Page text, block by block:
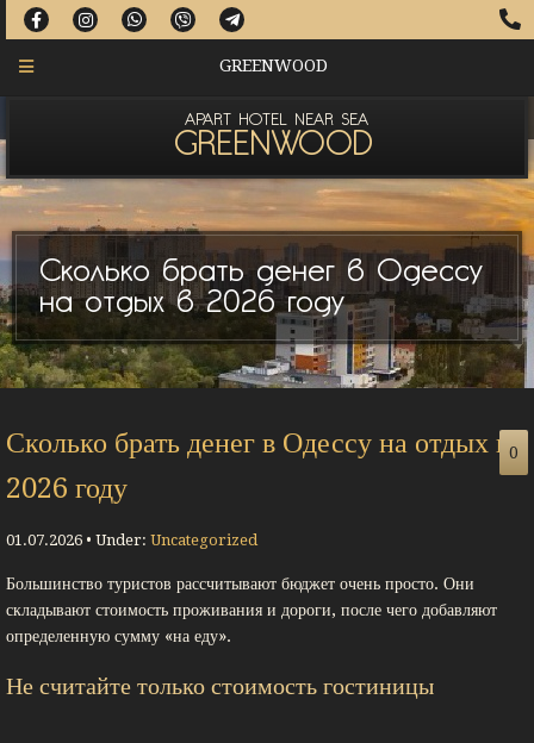
GREENWOOD
APART HOTEL NEAR SEA
GREENWOOD
Сколько брать денег в Одессу
на отдых в 2026 году
Сколько брать денег в Одессу на отдых в
2026 году
01.07.2026 • Under: Uncategorized
0
Большинство туристов рассчитывают бюджет очень просто. Они
складывают стоимость проживания и дороги, после чего добавляют
определенную сумму «на еду».
Не считайте только стоимость гостиницы